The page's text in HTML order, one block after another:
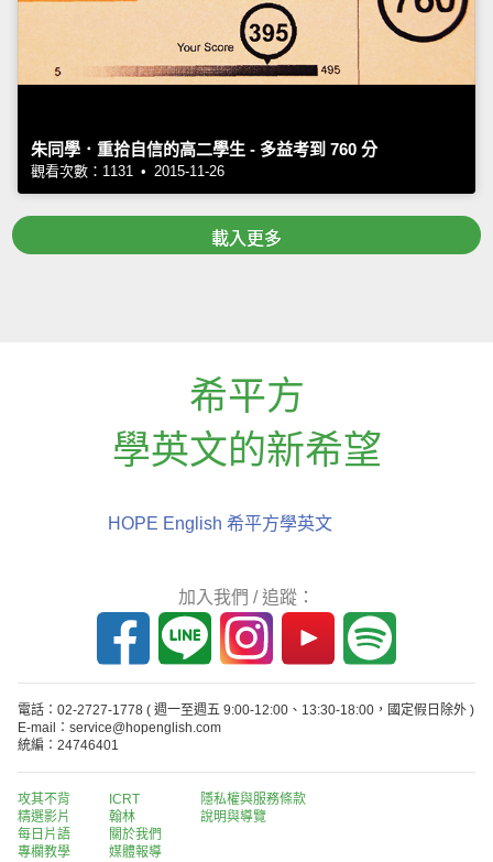
朱同學．重拾自信的高二學生 - 多益考到 760 分
觀看次數：1131 • 2015-11-26
載入更多
希平方
學英文的新希望
HOPE English 希平方學英文
加入我們 / 追蹤：
電話：02-2727-1778 ( 週一至週五 9:00-12:00、13:30-18:00，國定假日除外 )
E-mail：service@hopenglish.com
統編：24746401
攻其不背
精選影片
每日片語
專欄教學
ICRT
翰林
關於我們
媒體報導
隱私權與服務條款
說明與導覽